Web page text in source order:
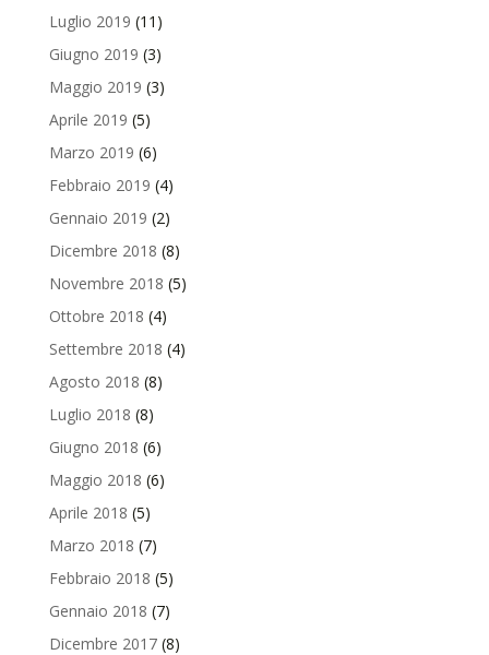
Luglio 2019 (11)
Giugno 2019 (3)
Maggio 2019 (3)
Aprile 2019 (5)
Marzo 2019 (6)
Febbraio 2019 (4)
Gennaio 2019 (2)
Dicembre 2018 (8)
Novembre 2018 (5)
Ottobre 2018 (4)
Settembre 2018 (4)
Agosto 2018 (8)
Luglio 2018 (8)
Giugno 2018 (6)
Maggio 2018 (6)
Aprile 2018 (5)
Marzo 2018 (7)
Febbraio 2018 (5)
Gennaio 2018 (7)
Dicembre 2017(8)